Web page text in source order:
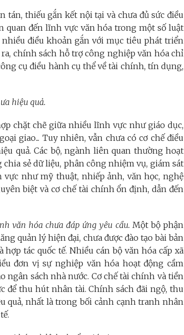
tán, thiếu gắn kết nội tại và chưa đủ sức điều
quan đến lĩnh vực văn hóa trong một số luật
điều khoản gắn với mục tiêu phát triển
chính sách hỗ trợ công nghiệp văn hóa chỉ
cụ điều hành cụ thể về tài chính, tín dụng,
hiệu quả.
chặt chẽ giữa nhiều lĩnh vực như giáo dục,
giao... Tuy nhiên, vẫn chưa có cơ chế điều
quả. Các bộ, ngành liên quan thường hoạt
sẻ dữ liệu, phân công nhiệm vụ, giám sát
như mỹ thuật, nhiếp ảnh, văn học, nghệ
biệt và cơ chế tài chính ổn định, dẫn đến
văn hóa chưa đáp ứng yêu cầu. Một bộ phận
quản lý hiện đại, chưa được đào tạo bài bản
tác quốc tế. Nhiều cán bộ văn hóa cấp xã
đơn vị sự nghiệp văn hóa hoạt động cầm
sách nhà nước. Cơ chế tài chính và tiền
để thu hút nhân tài. Chính sách đãi ngộ, thu
quả, nhất là trong bối cảnh cạnh tranh nhân